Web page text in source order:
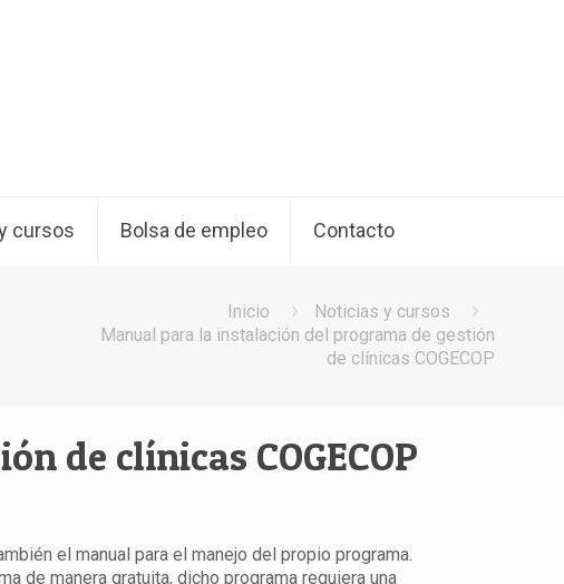
cursos Bolsa de empleo Contacto
Inicio
Noticias y cursos
Manual para la instalación del programa de gestión
de clínicas COGECOP
de clínicas COGECOP
el manual para el manejo del propio programa.
de manera gratuita, dicho programa requiera una